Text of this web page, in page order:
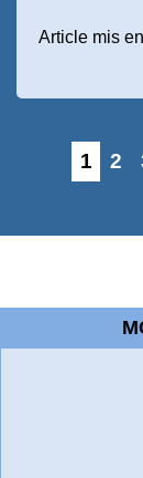
Article mis
1 2